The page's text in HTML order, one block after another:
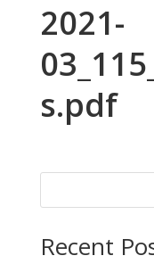
2021-
s.pdf
Recent